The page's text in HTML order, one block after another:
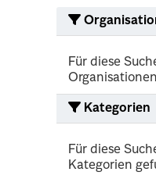
Für diese
Kategorien
Für diese
Kategorien